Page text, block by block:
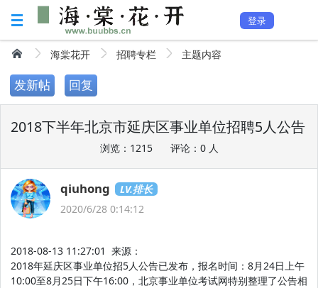
登录
海棠花开 招聘专栏 主题内容
发新帖 回复
2018下半年北京市延庆区事业单位招聘5人公告
浏览：1215 评论：0 人
qiuhong
LV.排长
2020/6/28 0:14:12
2018-08-13 11:27:01 来源：
2018年延庆区事业单位招5人公告已发布，报名时间：8月24日上午
10:00至8月25日下午16:00，北京事业单位考试网特别整理了公告相